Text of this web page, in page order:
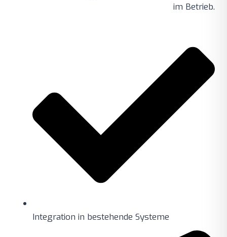
im Betrieb.
Integration in bestehende Systeme